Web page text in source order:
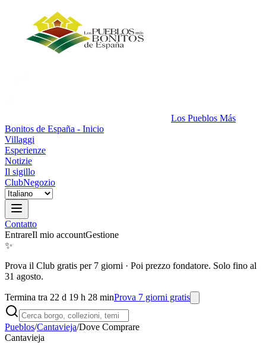
Los Pueblos Más
Bonitos de España - Inicio
Villaggi
Esperienze
Notizie
Il sigillo
ClubNegozio
Contatto
EntrareIl mio accountGestione
✨
Prova il Club gratis per 7 giorni · Poi prezzo fondatore. Solo fino al
31 agosto.
Termina tra 22 d 19 h 28 minProva 7 giorni gratis
Pueblos/Cantavieja/Dove Comprare
Cantavieja